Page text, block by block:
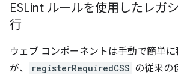
ESLint ルールを使用したレガ
行
ウェブ コンポーネントは手動で簡単
が、
registerRequiredCSS の従来の